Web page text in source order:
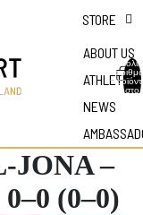
STORE
ABOUT US
ATHLETES
NEWS
στο
JONA –
(0–0)